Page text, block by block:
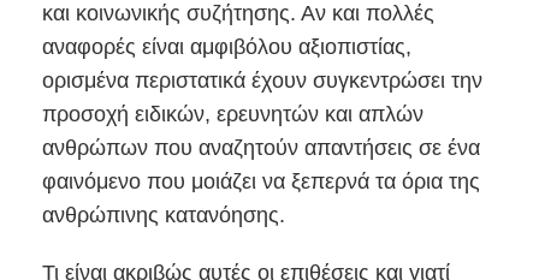
και κοινωνικής συζήτησης. Αν και πολλές
αναφορές είναι αμφιβόλου αξιοπιστίας,
ορισμένα περιστατικά έχουν συγκεντρώσει την
προσοχή ειδικών, ερευνητών και απλών
ανθρώπων που αναζητούν απαντήσεις σε ένα
φαινόμενο που μοιάζει να ξεπερνά τα όρια της
ανθρώπινης κατανόησης.
Τι είναι ακριβώς αυτές οι επιθέσεις και γιατί